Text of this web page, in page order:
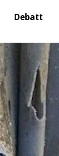
Debatt